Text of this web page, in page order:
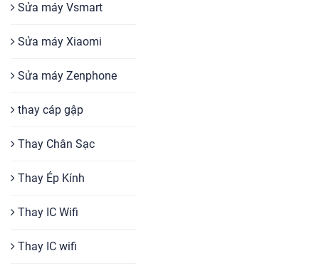
Sửa máy Vsmart
Sửa máy Xiaomi
Sửa máy Zenphone
thay cáp gập
Thay Chân Sạc
Thay Ép Kính
Thay IC Wifi
Thay IC wifi